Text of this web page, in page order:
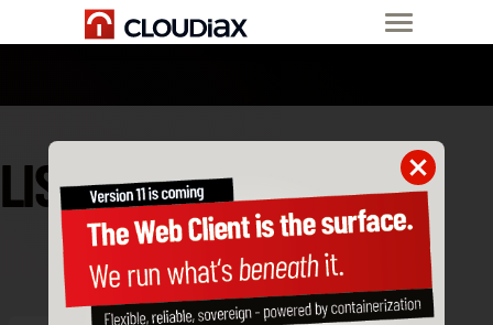
LISTA DE PRECIOS